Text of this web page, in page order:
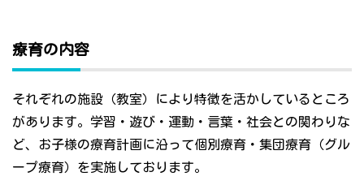
療育の内容
それぞれの施設（教室）により特徴を活かしているところ
があります。学習・遊び・運動・言葉・社会との関わりな
ど、お子様の療育計画に沿って個別療育・集団療育（グル
ープ療育）を実施しております。